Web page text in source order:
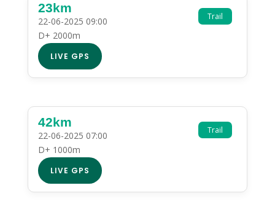
Trail
23km
22-06-2025 09:00
D+ 2000m
LIVE GPS
Trail
42km
22-06-2025 07:00
D+ 1000m
LIVE GPS